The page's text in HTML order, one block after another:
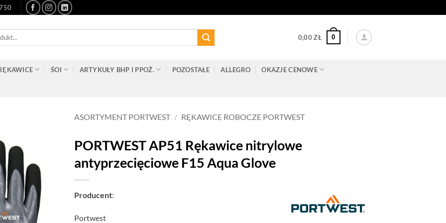
0,00ZŁ 0
ŚOI ARTYKUŁY BHP I PPOŻ. POZOSTAŁE ALLEGRO OKAZJE CENOWE
ASORTYMENT PORTWEST / RĘKAWICE ROBOCZE PORTWEST
PORTWEST AP51 Rękawice nitrylowe
antyprzecięciowe F15 Aqua Glove
Producent:
Portwest